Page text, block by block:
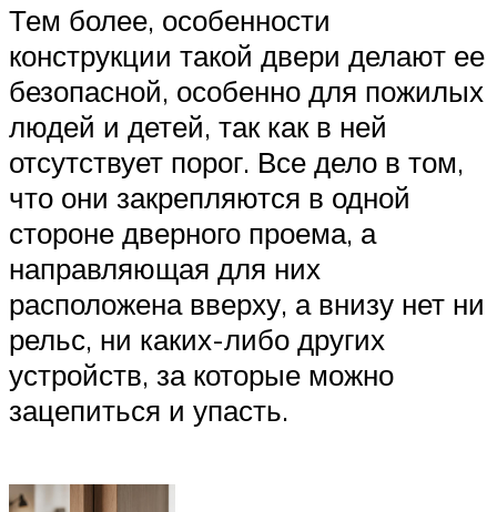
Тем более, особенности
конструкции такой двери делают ее
безопасной, особенно для пожилых
людей и детей, так как в ней
отсутствует порог. Все дело в том,
что они закрепляются в одной
стороне дверного проема, а
направляющая для них
расположена вверху, а внизу нет ни
рельс, ни каких-либо других
устройств, за которые можно
зацепиться и упасть.